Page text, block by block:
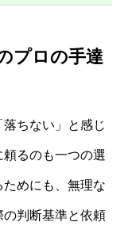
プロの手達
ちない」と感じ
るのも一つの選
めにも、無理な
判断基準と依頼